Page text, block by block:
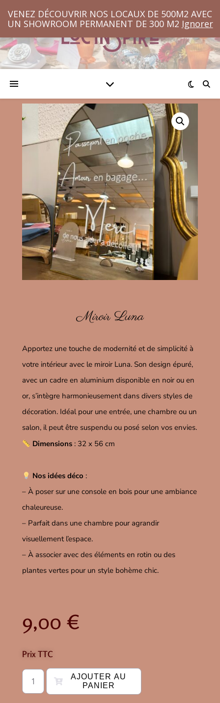
VENEZ DÉCOUVRIR NOS LOCAUX DE 500M2 AVEC
UN SHOWROOM PERMANENT DE 300 M2 Ignorer
Miroir Luna
Apportez une touche de modernité et de simplicité à
votre intérieur avec le miroir Luna. Son design épuré,
avec un cadre en aluminium disponible en noir ou en
or, s’intègre harmonieusement dans divers styles de
décoration. Idéal pour une entrée, une chambre ou un
salon, il peut être suspendu ou posé selon vos envies.
Dimensions : 32 x 56 cm
Nos idées déco :
– À poser sur une console en bois pour une ambiance
chaleureuse.
– Parfait dans une chambre pour agrandir
visuellement l’espace.
– À associer avec des éléments en rotin ou des
plantes vertes pour un style bohème chic.
9,00 €
Prix TTC
AJOUTER AU
PANIER